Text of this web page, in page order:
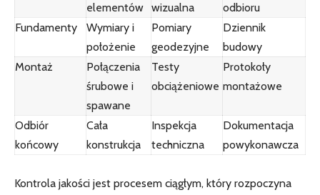
elementów wizualna
odbioru
Fundamenty
Wymiary i
położenie
Pomiary
geodezyjne
Dziennik
budowy
Montaż
Połączenia
śrubowe i
spawane
Testy
obciążeniowe
Protokoły
montażowe
Odbiór
końcowy
Cała
konstrukcja
Inspekcja
techniczna
Dokumentacja
powykonawcza
Kontrola jakości jest procesem ciągłym, który rozpoczyna